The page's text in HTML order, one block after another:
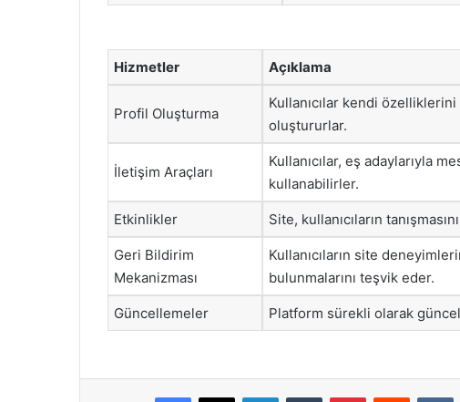
Hizmetler Açıklama
Profil Oluşturma
Kullanıcılar kendi
oluştururlar.
İletişim Araçları
Kullanıcılar, eş adaylarıyla
kullanabilirler.
Etkinlikler Site, kullanıcıların
Geri Bildirim
Mekanizması
Kullanıcıların site
bulunmalarını teşvik eder.
Güncellemeler Platform sürekli olarak
Facebook
X LinkedInTumblr PinterestReddit